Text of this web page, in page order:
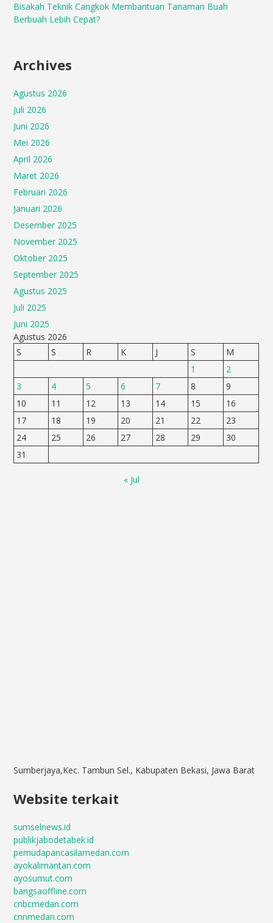
Bisakah Teknik Cangkok Membantuan Tanaman Buah
Berbuah Lebih Cepat?
Archives
Agustus 2026
Juli 2026
Juni 2026
Mei 2026
April 2026
Maret 2026
Februari 2026
Januari 2026
Desember 2025
November 2025
Oktober 2025
September 2025
Agustus 2025
Juli 2025
Juni 2025
Agustus 2026
S
S R K J S
M
1
2
3
4 5 6 7 8
9
10
11 12 13 14 15
16
17
18 19 20 21 22
23
24
25 26 27 28 29
30
31
« Jul
Sumberjaya,Kec. Tambun Sel., Kabupaten Bekasi, Jawa Barat
Website terkait
sumselnews.id
publikjabodetabek.id
pemudapancasilamedan.com
ayokalimantan.com
ayosumut.com
bangsaoffline.com
cnbcmedan.com
cnnmedan.com